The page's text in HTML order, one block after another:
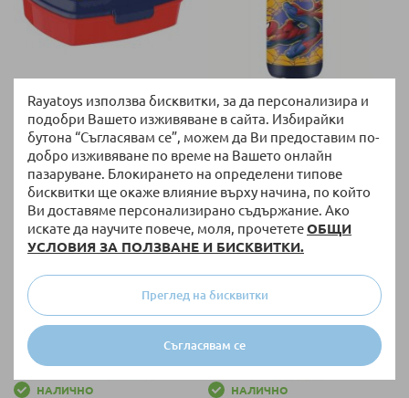
Rayatoys използва бисквитки, за да персонализира и
подобри Вашето изживяване в сайта. Избирайки
бутона “Съгласявам се”, можем да Ви предоставим по-
добро изживяване по време на Вашето онлайн
пазаруване. Блокирането на определени типове
бисквитки ще окаже влияние върху начина, по който
Ви доставяме персонализирано съдържание. Ако
искате да научите повече, моля, прочететеОБЩИ
УСЛОВИЯ ЗА ПОЛЗВАНЕ И БИСКВИТКИ.
Съгласявам се
Преглед на бисквитки
НАЛИЧНО
Детска кутия за храна Kids
Licensing Spiderman, син
4,04 €/7,90 лв.
Бутилка за вода Kids Licensing
Spiderman Пластмасова 350
3,02 €/5,91 лв.
НАЛИЧНО НАЛИЧНО